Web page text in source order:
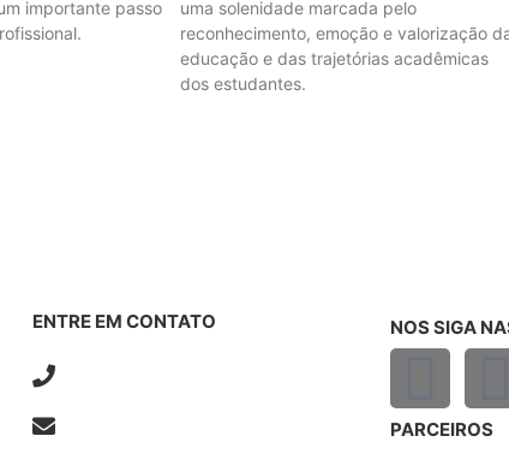
importante passo
uma solenidade marcada pelo
reconhecimento, emoção e valorização
educação e das trajetórias acadêmicas
dos estudantes.
ENTRE EM CONTATO NOS SIGA
PARCEIROS